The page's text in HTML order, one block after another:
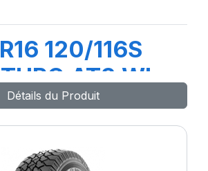
120/116S
AT3 WL
Détails du Produit